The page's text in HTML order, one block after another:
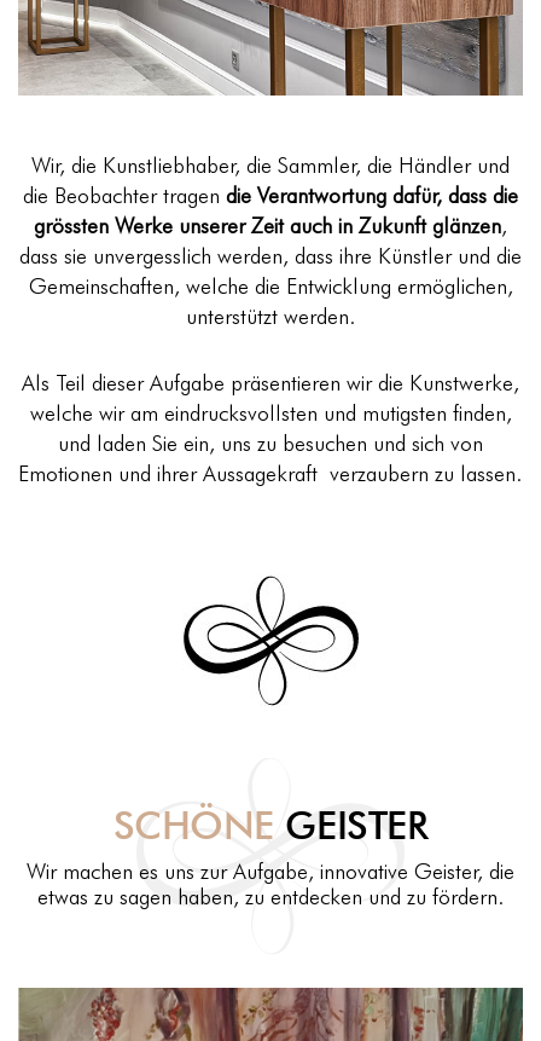
Wir, die Kunstliebhaber, die Sammler, die Händler und
die Beobachter tragen die Verantwortung dafür, dass die
grössten Werke unserer Zeit auch in Zukunft glänzen,
dass sie unvergesslich werden, dass ihre Künstler und die
Gemeinschaften, welche die Entwicklung ermöglichen,
unterstützt werden.
Als Teil dieser Aufgabe präsentieren wir die Kunstwerke,
welche wir am eindrucksvollsten und mutigsten finden,
und laden Sie ein, uns zu besuchen und sich von
Emotionen und ihrer Aussagekraft verzaubern zu lassen.
SCHÖNE GEISTER
Wir machen es uns zur Aufgabe, innovative Geister, die
etwas zu sagen haben, zu entdecken und zu fördern.